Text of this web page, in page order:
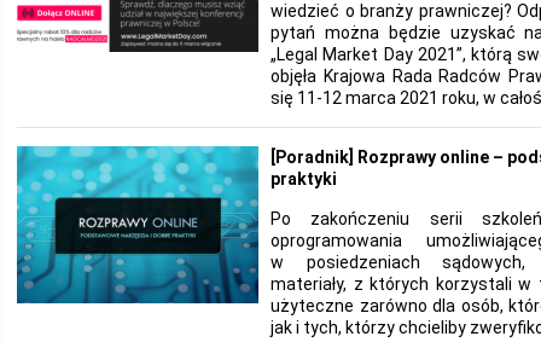
wiedzieć o branży prawniczej?
pytań można będzie uzyskać
„Legal Market Day 2021”, którą
objęła Krajowa Rada Radców
się 11-12 marca 2021 roku, w
[Poradnik] Rozprawy online –
praktyki
Po zakończeniu serii
oprogramowania
w posiedzeniach sądowych,
materiały, z których korzystali
użyteczne zarówno dla osób,
jak i tych, którzy chcieliby